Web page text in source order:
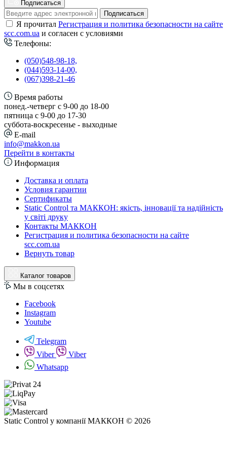
Подписаться
Подписаться
Я прочитал Регистрация и политика безопасности на сайте
scc.com.ua и согласен с условиями
Телефоны:
(050)548-98-18,
(044)593-14-00,
(067)398-21-46
Время работы
понед.-четверг с 9-00 до 18-00
пятница с 9-00 до 17-30
cуббота-воскресенье - выходные
E-mail
info@makkon.ua
Перейти в контакты
Информация
Доставка и оплата
Условия гарантии
Сертификаты
Static Control та МАККОН: якість, інновації та надійність
у світі друку
Контакты МАККОН
Регистрация и политика безопасности на сайте
scc.com.ua
Вернуть товар
Каталог товаров
Мы в соцсетях
Facebook
Instagram
Youtube
Telegram
Viber
Viber
Whatsapp
Static Control у компанії МАККОН © 2026